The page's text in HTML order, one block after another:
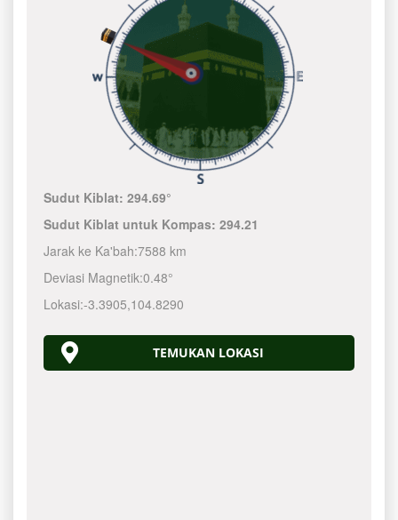
Sudut Kiblat:294.69°
Sudut Kiblat untuk Kompas:294.21
Jarak ke Ka'bah:7588 km
Deviasi Magnetik:0.48°
Lokasi:-3.3905,104.8290
TEMUKAN LOKASI